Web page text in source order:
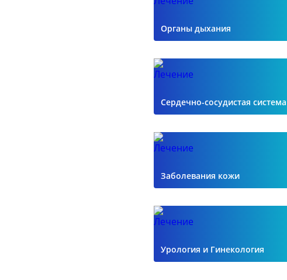
Органы дыхания
Сердечно-сосудистая система
Заболевания кожи
Урология и Гинекология